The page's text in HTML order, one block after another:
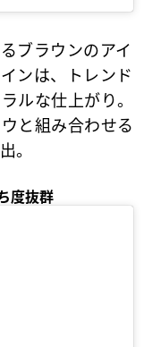
ブラウンのアイ
ンは、トレンド
ルな仕上がり。
と組み合わせる
。
度抜群